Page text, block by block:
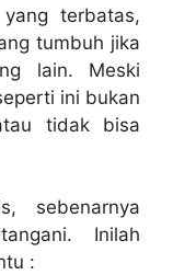
terbatas,
tumbuh jika
lain. Meski
ini bukan
tidak bisa
sebenarnya
Inilah
: